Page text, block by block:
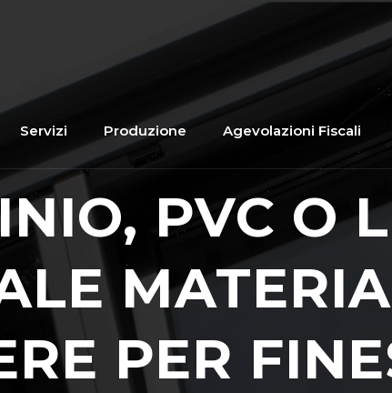
Servizi Produzione Agevolazioni Fiscali
PVC O
PER